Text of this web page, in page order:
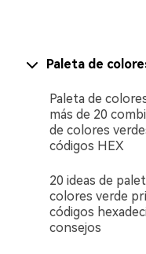
Paleta de
Paleta de
más de 20
de colores
códigos HEX
20 ideas de
colores verde
códigos
consejos